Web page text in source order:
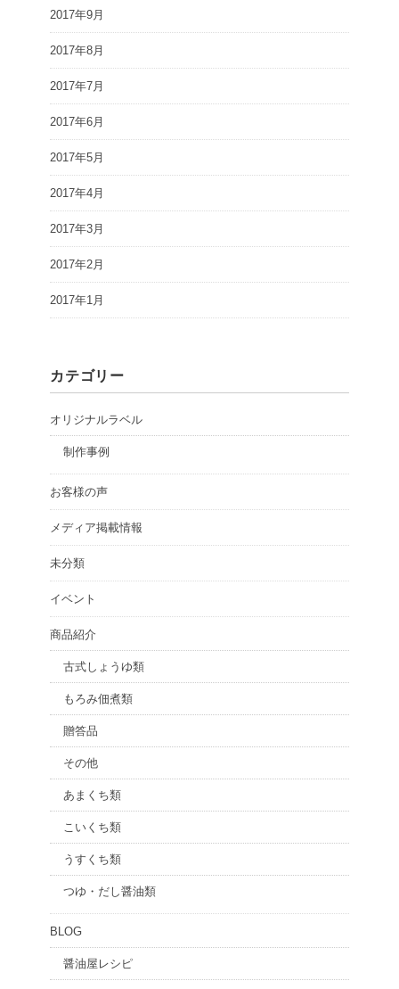
2017年9月
2017年8月
2017年7月
2017年6月
2017年5月
2017年4月
2017年3月
2017年2月
2017年1月
カテゴリー
オリジナルラベル
制作事例
お客様の声
メディア掲載情報
未分類
イベント
商品紹介
古式しょうゆ類
もろみ佃煮類
贈答品
その他
あまくち類
こいくち類
うすくち類
つゆ・だし醤油類
BLOG
醤油屋レシピ